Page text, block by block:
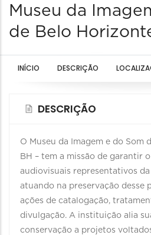
Museu da
de Belo
INÍCIO DESCRIÇÃO
DESCRIÇÃO
O Museu da Imagem e do Som
BH – tem a missão de garantir
audiovisuais representativos
atuando na preservação desse
ações de catalogação,
divulgação. A instituição alia
conservação a projetos